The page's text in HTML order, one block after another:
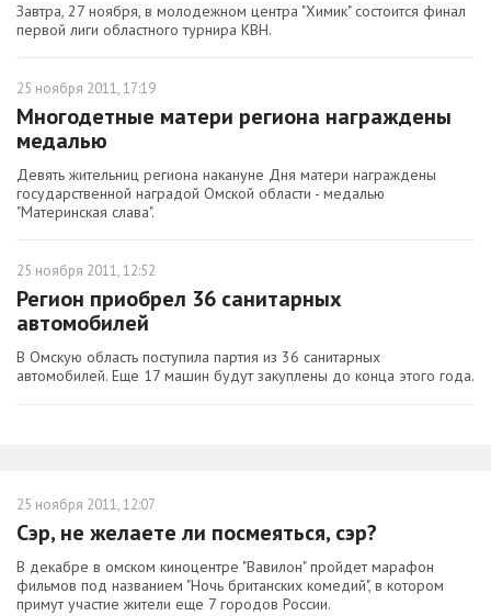
Завтра, 27 ноября, в молодежном центра "Химик" состоится финал
первой лиги областного турнира КВН.
25 ноября 2011, 17:19
Многодетные матери региона награждены
медалью
Девять жительниц региона накануне Дня матери награждены
государственной наградой Омской области - медалью
"Материнская слава".
25 ноября 2011, 12:52
Регион приобрел 36 санитарных
автомобилей
В Омскую область поступила партия из 36 санитарных
автомобилей. Еще 17 машин будут закуплены до конца этого года.
25 ноября 2011, 12:07
Сэр, не желаете ли посмеяться, сэр?
В декабре в омском киноцентре "Вавилон" пройдет марафон
фильмов под названием "Ночь британских комедий", в котором
примут участие жители еще 7 городов России.